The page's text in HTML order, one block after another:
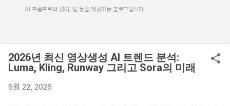
AI 프롬프트와 강의, 팁 등을 제공하는 블로그입니다.
2026년 최신 영상생성 AI 트렌드 분석:
Luma, Kling, Runway 그리고 Sora의 미래
6월 22, 2026